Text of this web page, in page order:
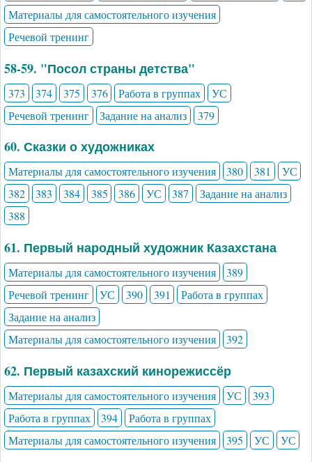
Материалы для самостоятельного изучения
Речевой тренинг
58-59. "Посол страны детства"
373 374 375 376 Работа в группах
УС
Речевой тренинг
Задание на анализ 379
60. Сказки о художниках
Материалы для самостоятельного изучения 380 381
УС
382
383 384 385 386 УС 387
Задание на анализ
388
61. Первый народный художник Казахстана
Материалы для самостоятельного изучения
389
Речевой тренинг
УС 390 391
Работа в группах
Задание на анализ
Материалы для самостоятельного изучения
392
62. Первый казахский кинорежиссёр
Материалы для самостоятельного изучения УС
393
Работа в группах
394
Работа в группах
Материалы для самостоятельного изучения
395 УС УС